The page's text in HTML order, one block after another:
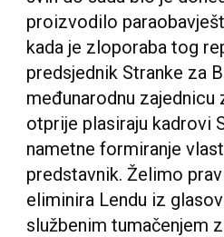
proizvodilo
kada je zloporaba tog
predsjednik Stranke za
međunarodnu
otprije plasiraju kadrovi
nametne formiranje
predstavnik. Želimo
eliminira Lendu iz
službenim tumačenjem